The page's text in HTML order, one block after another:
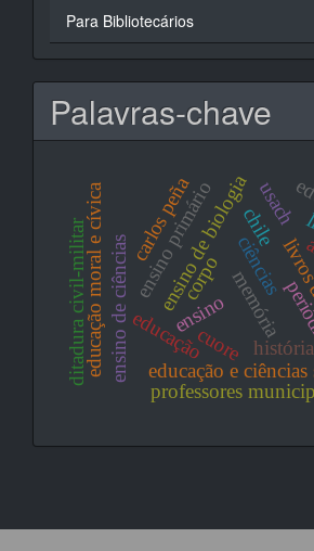
Para Bibliotecários
Palavras-chave
história
educação
ensinomemória
ensino de ciências ensino de biologia
educação e ciências
professores
educação moral e cívica
ditadura civil-militar ensino primário ciências
carlos peña chile
usach
cuore
corpo